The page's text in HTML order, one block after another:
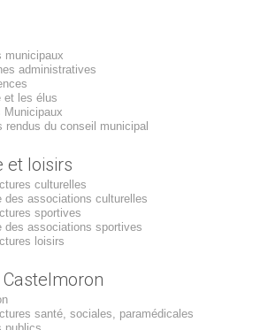
municipaux
administratives
et les élus
Municipaux
rendus du conseil municipal
et loisirs
culturelles
des associations culturelles
sportives
des associations sportives
loisirs
santé, sociales, paramédicales